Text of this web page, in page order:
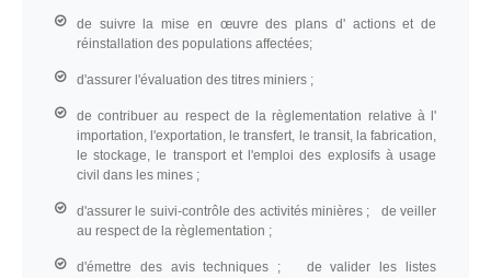
de suivre la mise en œuvre des plans d' actions et de
réinstallation des populations affectées;
d'assurer l'évaluation des titres miniers ;
de contribuer au respect de la règlementation relative à l'
importation, l'exportation, le transfert, le transit, la fabrication,
le stockage, le transport et l'emploi des explosifs à usage
civil dans les mines ;
d'assurer le suivi-contrôle des activités minières ; de veiller
au respect de la règlementation ;
d'émettre des avis techniques ; de valider les listes